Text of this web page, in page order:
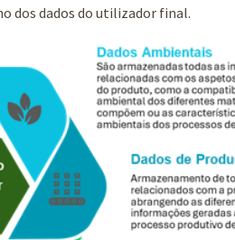
dos dados do utilizador final.